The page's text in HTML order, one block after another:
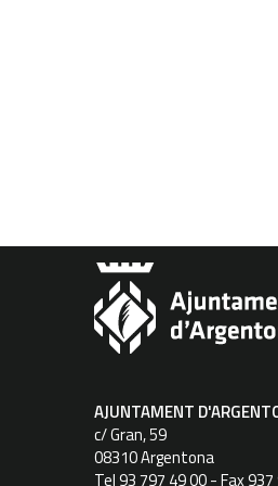
AJUNTAMENT
c/ Gran, 59
08310 Argentona
Tel 93 797 49 00 - Fax